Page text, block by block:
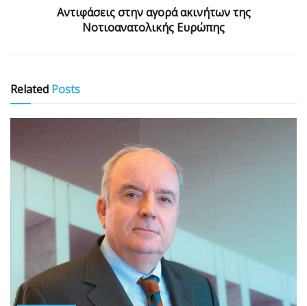
Αντιφάσεις στην αγορά ακινήτων της
Νοτιοανατολικής Ευρώπης
Related Posts